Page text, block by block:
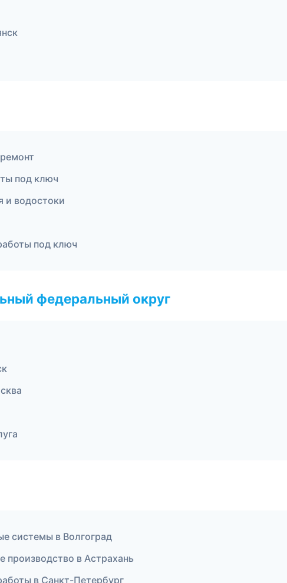
под ключ
и водостоки
под ключ
федеральный округ
системы в Волгоград
в Астрахань
в Санкт-Петербург